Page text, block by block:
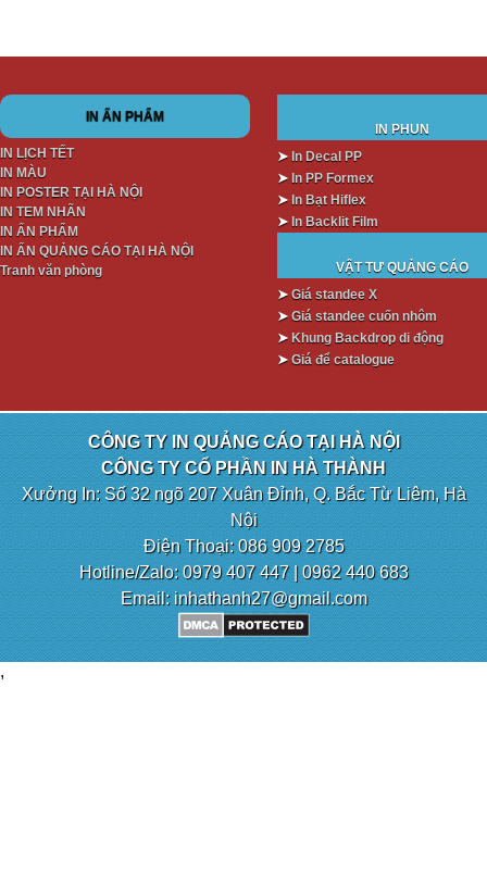
IN ẤN PHẨM
IN LỊCH TẾT
IN MÀU
IN POSTER TẠI HÀ NỘI
IN TEM NHÃN
IN ẤN PHẨM
IN ẤN QUẢNG CÁO TẠI HÀ NỘI
Tranh văn phòng
IN PHUN
➤ In Decal PP
➤ In PP Formex
➤ In Bạt Hiflex
➤ In Backlit Film
VẬT TƯ QUẢNG CÁO
➤ Giá standee X
➤ Giá standee cuốn nhôm
➤ Khung Backdrop di động
➤ Giá để catalogue
CÔNG TY IN QUẢNG CÁO TẠI HÀ NỘI
CÔNG TY CỔ PHẦN IN HÀ THÀNH
Xưởng In: Số 32 ngõ 207 Xuân Đỉnh, Q. Bắc Từ Liêm, Hà
Nội
Điện Thoại: 086 909 2785
Hotline/Zalo: 0979 407 447 | 0962 440 683
Email: inhathanh27@gmail.com
,